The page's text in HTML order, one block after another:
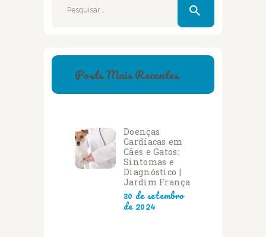
Posts Mais Recentes
Doenças
Cardíacas em
Cães e Gatos:
Sintomas e
Diagnóstico |
Jardim França
30 de setembro
de 2024